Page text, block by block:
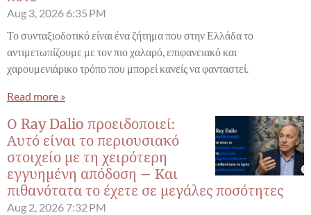
Aug 3, 2026 6:35 PM
Το συνταξιοδοτικό είναι ένα ζήτημα που στην Ελλάδα το
αντιμετωπίζουμε με τον πιο χαλαρό, επιφανειακό και
χαρουμενιάρικο τρόπο που μπορεί κανείς να φανταστεί.
Read more »
Ο Ray Dalio προειδοποιεί:
Αυτό είναι το περιουσιακό
στοιχείο με τη χειρότερη
εγγυημένη απόδοση – Και
πιθανότατα το έχετε σε μεγάλες ποσότητες
Aug 2, 2026 7:32 PM